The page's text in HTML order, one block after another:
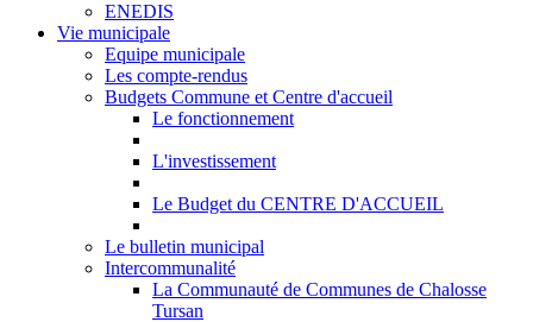
ENEDIS
Vie municipale
Equipe municipale
Les compte-rendus
Budgets Commune et Centre d'accueil
Le fonctionnement
L'investissement
Le Budget du CENTRE D'ACCUEIL
Le bulletin municipal
Intercommunalité
La Communauté de Communes de Chalosse
Tursan